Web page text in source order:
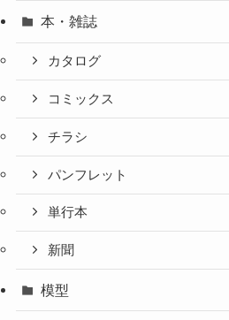
本・雑誌
カタログ
コミックス
チラシ
パンフレット
単行本
新聞
模型